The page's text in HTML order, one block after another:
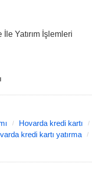
Yatırım İşlemleri
Hovarda kredi kartı
kredi kartı yatırma